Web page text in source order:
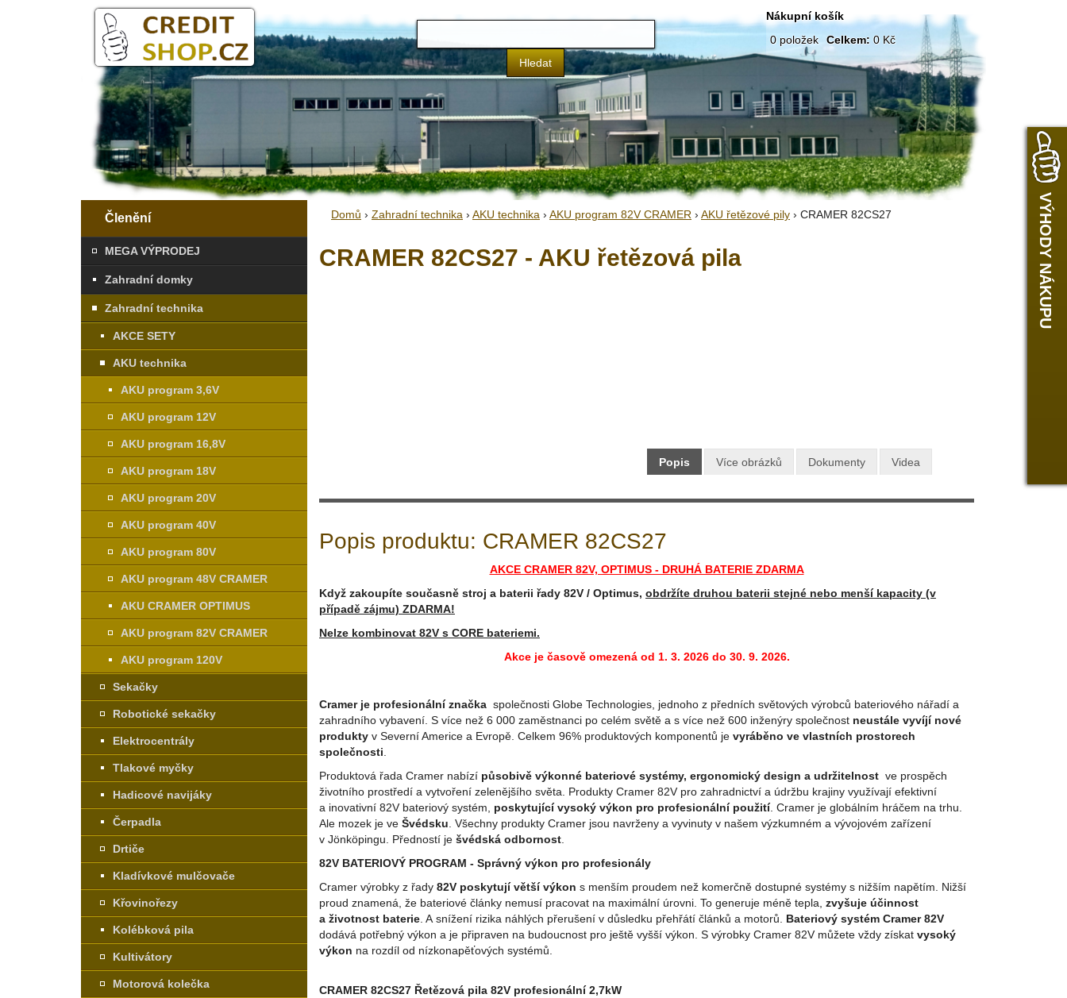
Nákupní košík
0položek Celkem: 0 Kč
Členění
MEGA VÝPRODEJ
Zahradní domky
Zahradní technika
AKCE SETY
AKU technika
AKU program 3,6V
AKU program 12V
AKU program 16,8V
AKU program 18V
AKU program 20V
AKU program 40V
AKU program 80V
AKU program 48V CRAMER
AKU CRAMER OPTIMUS
AKU program 82V CRAMER
AKU program 120V
Sekačky
Robotické sekačky
Elektrocentrály
Tlakové myčky
Hadicové navijáky
Čerpadla
Drtiče
Kladívkové mulčovače
Křovinořezy
Kolébková pila
Kultivátory
Motorová kolečka
Domů › Zahradní technika › AKU technika › AKU program 82V CRAMER › AKU řetězové pily › CRAMER 82CS27
CRAMER 82CS27 - AKU řetězová pila
Popis Více obrázků Dokumenty Videa
Popis produktu: CRAMER 82CS27
AKCE CRAMER 82V, OPTIMUS - DRUHÁ BATERIE ZDARMA
Když zakoupíte současně stroj a baterii řady 82V / Optimus, obdržíte druhou baterii stejné nebo menší kapacity (v
případě zájmu) ZDARMA!
Nelze kombinovat 82V s CORE bateriemi.
Akce je časově omezená od 1. 3. 2026 do 30. 9. 2026.
Cramer je profesionální značka společnosti Globe Technologies, jednoho z předních světových výrobců bateriového nářadí a
zahradního vybavení. S více než 6 000 zaměstnanci po celém světě a s více než 600 inženýry společnost neustále vyvíjí nové
produkty v Severní Americe a Evropě. Celkem 96% produktových komponentů je vyráběno ve vlastních prostorech
společnosti
Produktová řada Cramer nabízí působivě výkonné bateriové systémy, ergonomický design a udržitelnost ve prospěch
životního prostředí a vytvoření zelenějšího světa. Produkty Cramer 82V pro zahradnictví a údržbu krajiny využívají efektivní
a inovativní 82V bateriový systém, poskytující vysoký výkon pro profesionální použití. Cramer je globálním hráčem na trhu.
Ale mozek je ve Švédsku . Všechny produkty Cramer jsou navrženy a vyvinuty v našem výzkumném a vývojovém zařízení
v Jönköpingu. Předností je švédská odbornost
82V BATERIOVÝ PROGRAM - Správný výkon pro profesionály
Cramer výrobky z řady 82V poskytují větší výkon s menším proudem než komerčně dostupné systémy s nižším napětím. Nižší
proud znamená, že bateriové články nemusí pracovat na maximální úrovni. To generuje méně tepla, zvyšuje účinnost
a životnost baterie . A snížení rizika náhlých přerušení v důsledku přehřátí článků a motorů. Bateriový systém Cramer 82V
dodává potřebný výkon a je připraven na budoucnost pro ještě vyšší výkon. S výrobky Cramer 82V můžete vždy získat vysoký
výkon na rozdíl od nízkonapěťových systémů.
CRAMER 82CS27 Řetězová pila 82V profesionální 2,7kW
VÝHODY NÁKUPU